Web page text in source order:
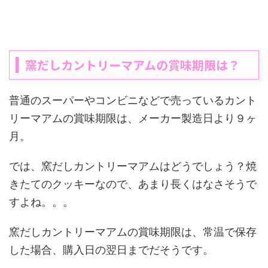
窯だしカントリーマアムの賞味期限は？
普通のスーパーやコンビニなどで売っているカント
リーマアムの賞味期限は、メーカー製造日より９ヶ
月。
では、窯だしカントリーマアムはどうでしょう？焼
きたてのクッキーなので、あまり長くはなさそうで
すよね。。。
窯だしカントリーマアムの賞味期限は、常温で保存
した場合、購入日の翌日までだそうです。